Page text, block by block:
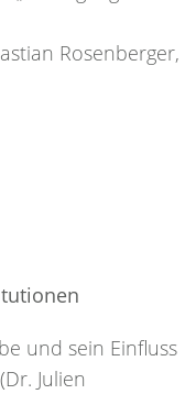
Rosenberger,
und sein Einfluss
Julien